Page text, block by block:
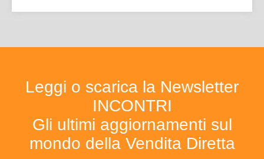
Leggi o scarica la Newsletter
INCONTRI
Gli ultimi aggiornamenti sul
mondo della Vendita Diretta